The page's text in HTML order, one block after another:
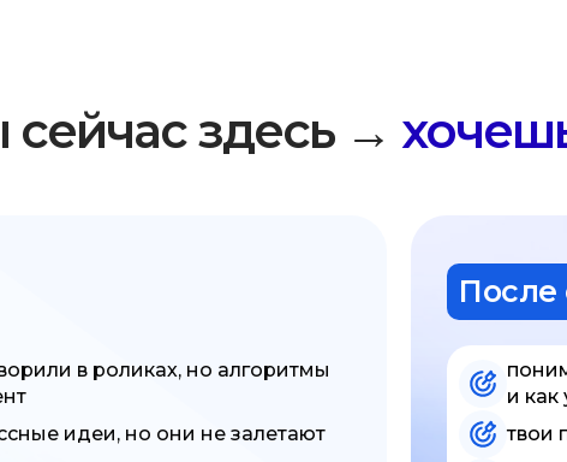
сейчас здесь →
После
и как
твои
в роликах, но алгоритмы
идеи, но они не залетают